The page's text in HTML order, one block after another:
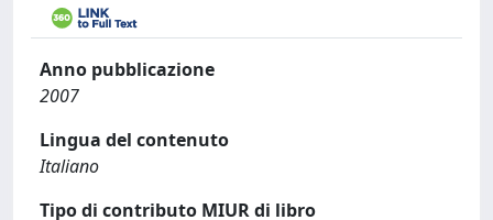
Anno pubblicazione
2007
Lingua del contenuto
Italiano
Tipo di contributo MIUR di libro